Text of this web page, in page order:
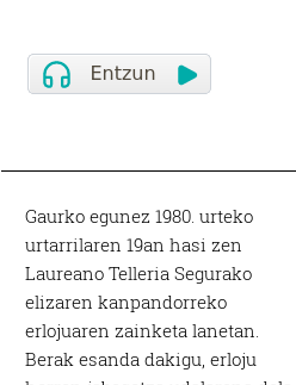
Gaurko egunez 1980. urteko
urtarrilaren 19an hasi zen
Laureano Telleria Segurako
elizaren kanpandorreko
erlojuaren zainketa lanetan.
Berak esanda dakigu, erloju